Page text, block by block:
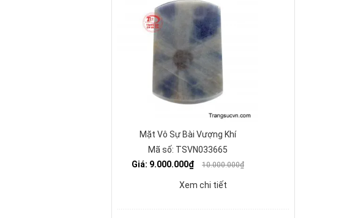
Mặt Vô Sự Bài Vượng Khí
Mã số: TSVN033665
Giá: 9.000.000₫
10.000.000₫
Xem chi tiết